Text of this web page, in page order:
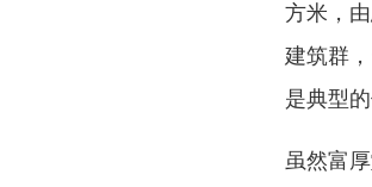
方米，
建筑群
是典型的
虽然富